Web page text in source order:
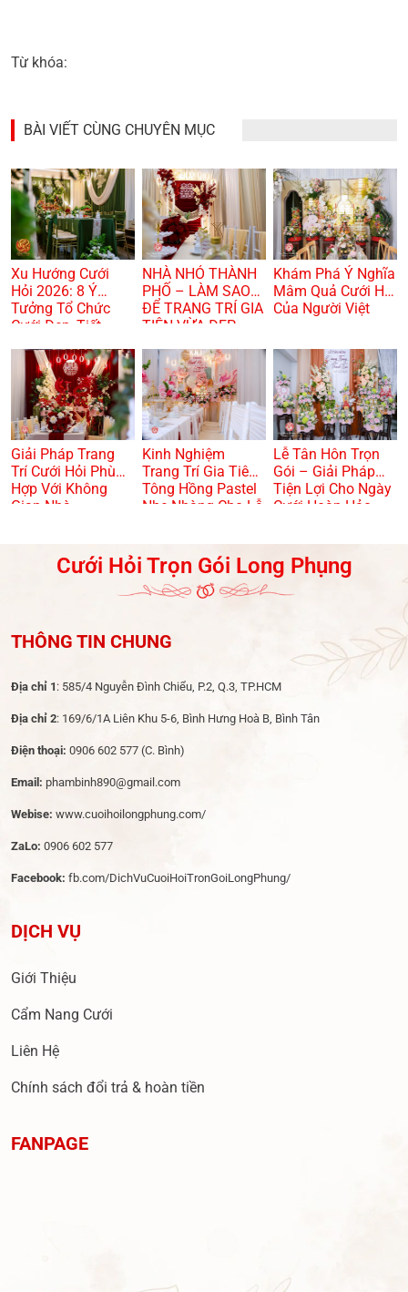
Từ khóa:
BÀI VIẾT CÙNG CHUYÊN MỤC
Xu Hướng Cưới
Hỏi 2026: 8 Ý
Tưởng Tổ Chức
Cưới Đẹp, Tiết
NHÀ NHỎ THÀNH
PHỐ – LÀM SAO
ĐỂ TRANG TRÍ GIA
TIÊN VỪA ĐẸP
TRỌNG? 🏠🌸
Khám Phá Ý Nghĩa
Mâm Quả Cưới Hỏi
Của Người Việt
Giải Pháp Trang
Trí Cưới Hỏi Phù
Hợp Với Không
Gian Nhà
Kinh Nghiệm
Trang Trí Gia Tiên
Tông Hồng Pastel
Nhẹ Nhàng Cho Lễ
Lễ Tân Hôn Trọn
Gói – Giải Pháp
Tiện Lợi Cho Ngày
Cưới Hoàn Hảo
Cưới Hỏi Trọn Gói Long Phụng
THÔNG TIN CHUNG
Địa chỉ 1 : 585/4 Nguyễn Đình Chiểu, P.2, Q.3, TP.HCM
Địa chỉ 2: 169/6/1A Liên Khu 5-6, Bình Hưng Hoà B, Bình Tân
Điện thoại: 0906 602 577 (C. Bình)
Email: phambinh890@gmail.com
Webise: www.cuoihoilongphung.com/
ZaLo: 0906 602 577
Facebook: fb.com/DichVuCuoiHoiTronGoiLongPhung/
DỊCH VỤ
Giới Thiệu
Cẩm Nang Cưới
Liên Hệ
Chính sách đổi trả & hoàn tiền
FANPAGE